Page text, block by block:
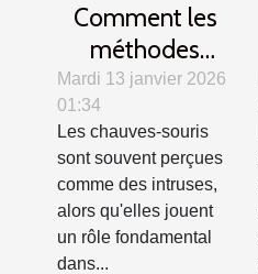
Comment les
méthodes
douces
favorisent-elles
la cohabitation
avec les
chauves-souris
?
Mardi 13 janvier 2026
01:34
Les chauves-souris
sont souvent perçues
comme des intruses,
alors qu'elles jouent
un rôle fondamental
dans...